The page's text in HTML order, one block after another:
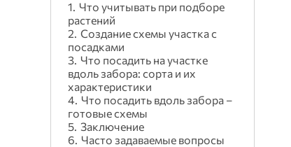
Что учитывать при подборе
растений
Создание схемы участка с
посадками
Что посадить на участке
вдоль забора: сорта и их
характеристики
Что посадить вдоль забора –
готовые схемы
Заключение
Часто задаваемые вопросы